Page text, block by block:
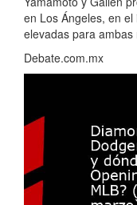
en Los Ángeles, en
elevadas para ambas
Debate.com.mx